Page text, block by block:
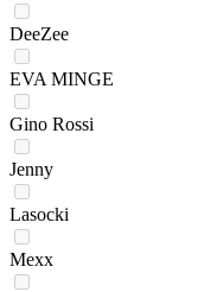
DeeZee
EVA MINGE
Gino Rossi
Jenny
Lasocki
Mexx